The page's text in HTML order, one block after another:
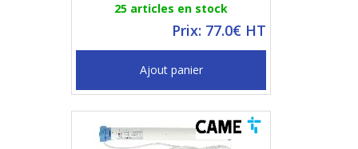
25 articles en stock
Prix: 77.0€ HT
Ajout panier